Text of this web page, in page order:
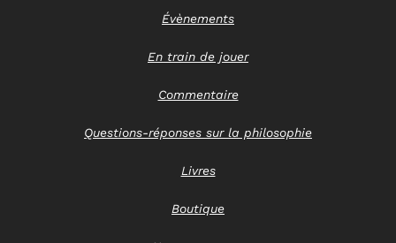
Évènements
En train de jouer
Commentaire
Questions-réponses sur la philosophie
Livres
Boutique